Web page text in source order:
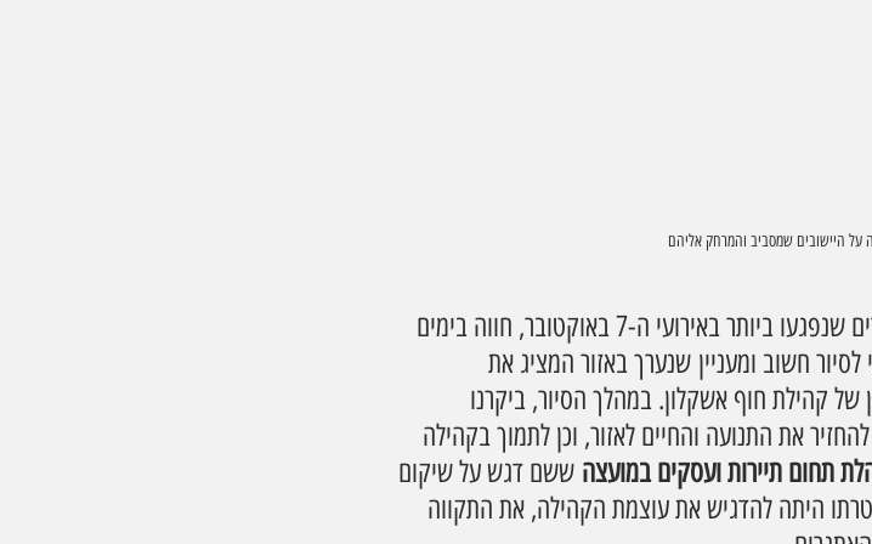
היישובים שמסביב והמרחק אליהם
מועצה אזורית חוף אשקלון, שהייתה אחת מהאזורים שנפגעו ביותר באירועי ה-7 באוקטובר, חווה בימים
חשוב ומעניין שנערך באזור המציג את
קהילת חוף אשקלון. במהלך הסיור, ביקרנו
את התנועה והחיים לאזור, וכן לתמוך בקהילה
תחום תיירות ועסקים במועצה ששם דגש על שיקום
היתה להדגיש את עוצמת הקהילה, את התקווה